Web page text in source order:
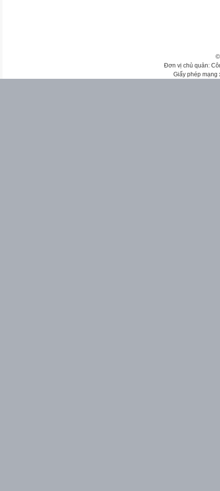
Đơn vị chủ quản:
Giấy phép mạng